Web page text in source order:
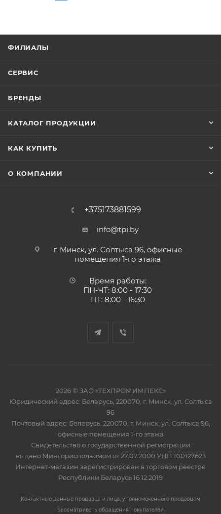
ФИЛИАЛЫ
СЕРВИС
БРЕНДЫ
КАТАЛОГ ПРОДУКЦИИ
КАК КУПИТЬ
О КОМПАНИИ
+375173881599
info@tpi.by
г. Минск, ул. Солтыса 96, офисные
помещения 1-го этажа
Время работы:
ПН-ЧТ: 8:00 - 17:30
ПТ: 8:00 - 16:30
2026 © ЗАО «ТЕХПРОМИМПЕКС»
Юридический адрес: Беларусь, 220070, г. Минск, ул. Солтыса
96
Почтовый адрес: Беларусь, 220070, г. Минск, ул. Солтыса 96,
офисные помещения 1-го этажа
Свидетельство о государственной регистрации
выдано Мингорисполкомом от 27.07.2000 УНП 100127623
Интернет-магазин зарегистрирован в торговом реестре
Республики Беларусь 16.12.2019
Контактные данные продавца и лица, уполномоченного продавцом
рассматривать обращения покупателей